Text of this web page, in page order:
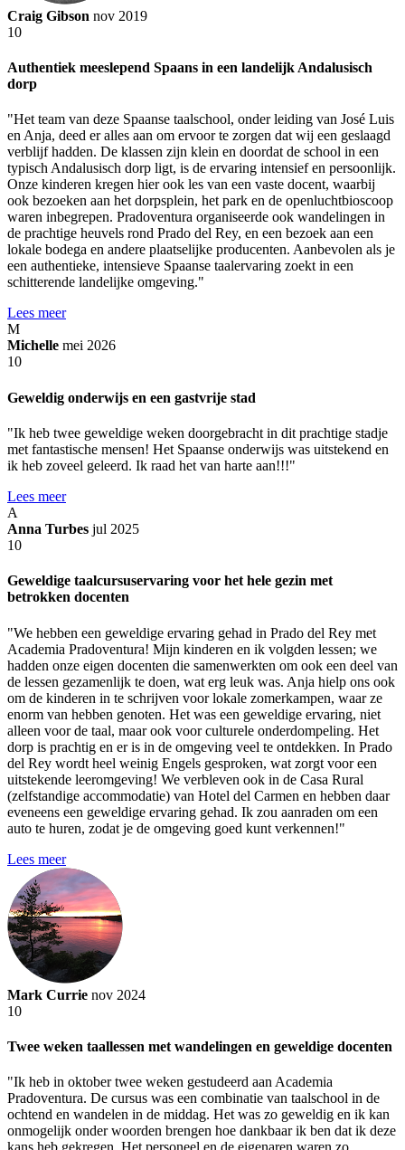
Craig Gibson nov 2019
10
Authentiek meeslepend Spaans in een landelijk Andalusisch
dorp
"Het team van deze Spaanse taalschool, onder leiding van José Luis
en Anja, deed er alles aan om ervoor te zorgen dat wij een geslaagd
verblijf hadden. De klassen zijn klein en doordat de school in een
typisch Andalusisch dorp ligt, is de ervaring intensief en persoonlijk.
Onze kinderen kregen hier ook les van een vaste docent, waarbij
ook bezoeken aan het dorpsplein, het park en de openluchtbioscoop
waren inbegrepen. Pradoventura organiseerde ook wandelingen in
de prachtige heuvels rond Prado del Rey, en een bezoek aan een
lokale bodega en andere plaatselijke producenten. Aanbevolen als je
een authentieke, intensieve Spaanse taalervaring zoekt in een
schitterende landelijke omgeving."
Lees meer
M
Michelle mei 2026
10
Geweldig onderwijs en een gastvrije stad
"Ik heb twee geweldige weken doorgebracht in dit prachtige stadje
met fantastische mensen! Het Spaanse onderwijs was uitstekend en
ik heb zoveel geleerd. Ik raad het van harte aan!!!"
Lees meer
A
Anna Turbes jul 2025
10
Geweldige taalcursuservaring voor het hele gezin met
betrokken docenten
"We hebben een geweldige ervaring gehad in Prado del Rey met
Academia Pradoventura! Mijn kinderen en ik volgden lessen; we
hadden onze eigen docenten die samenwerkten om ook een deel van
de lessen gezamenlijk te doen, wat erg leuk was. Anja hielp ons ook
om de kinderen in te schrijven voor lokale zomerkampen, waar ze
enorm van hebben genoten. Het was een geweldige ervaring, niet
alleen voor de taal, maar ook voor culturele onderdompeling. Het
dorp is prachtig en er is in de omgeving veel te ontdekken. In Prado
del Rey wordt heel weinig Engels gesproken, wat zorgt voor een
uitstekende leeromgeving! We verbleven ook in de Casa Rural
(zelfstandige accommodatie) van Hotel del Carmen en hebben daar
eveneens een geweldige ervaring gehad. Ik zou aanraden om een
auto te huren, zodat je de omgeving goed kunt verkennen!"
Lees meer
Mark Currie nov 2024
10
Twee weken taallessen met wandelingen en geweldige docenten
"Ik heb in oktober twee weken gestudeerd aan Academia
Pradoventura. De cursus was een combinatie van taalschool in de
ochtend en wandelen in de middag. Het was zo geweldig en ik kan
onmogelijk onder woorden brengen hoe dankbaar ik ben dat ik deze
kans heb gekregen. Het personeel en de eigenaren waren zo